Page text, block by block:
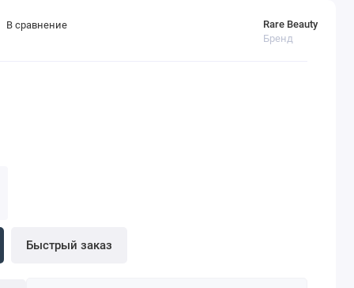
Rare Beauty
Бренд
Быстрый заказ
В сравнение